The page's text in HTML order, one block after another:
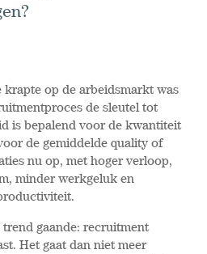
krapte op de arbeidsmarkt was
de sleutel tot
is bepalend voor de kwantiteit
de gemiddelde quality of
nu op, met hoger verloop,
minder werkgeluk en
gaande: recruitment
Het gaat dan niet meer